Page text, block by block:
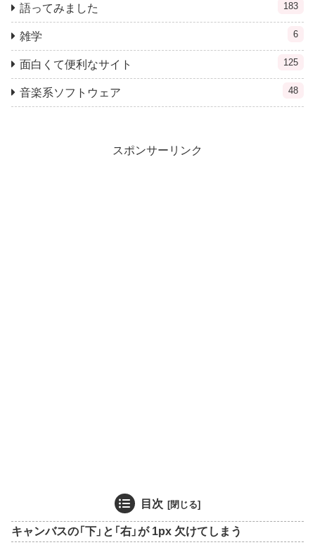
語ってみました 183
雑学 6
面白くて便利なサイト 125
音楽系ソフトウェア 48
スポンサーリンク
目次
キャンバスの「下」と「右」が 1px 欠けてしまう